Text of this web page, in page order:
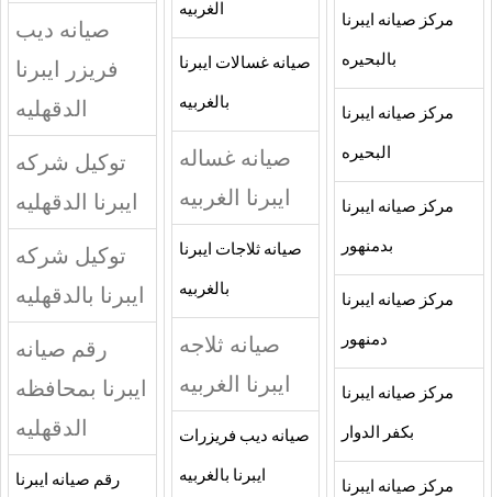
مركز صيانه ايبرنا
بالبحيره
مركز صيانه ايبرنا
البحيره
مركز صيانه ايبرنا
بدمنهور
مركز صيانه ايبرنا
دمنهور
مركز صيانه ايبرنا
بكفر الدوار
مركز صيانه ايبرنا
الغربيه
صيانه غسالات ايبرنا
بالغربيه
صيانه غساله
ايبرنا الغربيه
صيانه ثلاجات ايبرنا
بالغربيه
صيانه ثلاجه
ايبرنا الغربيه
صيانه ديب فريزرات
ايبرنا بالغربيه
صيانه ديب
فريزر ايبرنا
الدقهليه
توكيل شركه
ايبرنا الدقهليه
توكيل شركه
ايبرنا بالدقهليه
رقم صيانه
ايبرنا بمحافظه
الدقهليه
رقم صيانه ايبرنا